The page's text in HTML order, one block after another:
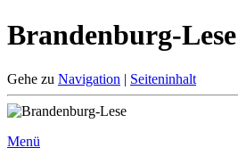
Brandenburg-Lese
Gehe zu Navigation | Seiteninhalt
Menü